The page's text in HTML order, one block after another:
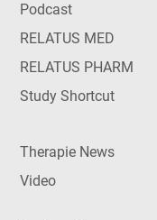
Podcast
RELATUS MED
RELATUS PHARM
Study Shortcut
Therapie News
Video